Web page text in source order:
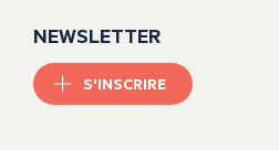
NEWSLETTER
S'INSCRIRE